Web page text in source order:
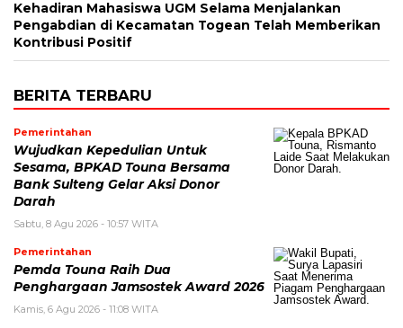
Kehadiran Mahasiswa UGM Selama Menjalankan
Pengabdian di Kecamatan Togean Telah Memberikan
Kontribusi Positif
BERITA TERBARU
Pemerintahan
Wujudkan Kepedulian Untuk
Sesama, BPKAD Touna Bersama
Bank Sulteng Gelar Aksi Donor
Darah
Sabtu, 8 Agu 2026 - 10:57 WITA
Pemerintahan
Pemda Touna Raih Dua
Penghargaan Jamsostek Award 2026
Kamis, 6 Agu 2026 - 11:08 WITA